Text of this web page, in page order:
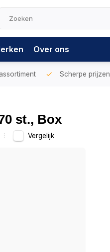
Over ons
Scherpe prijzen
st., Box
Vergelijk